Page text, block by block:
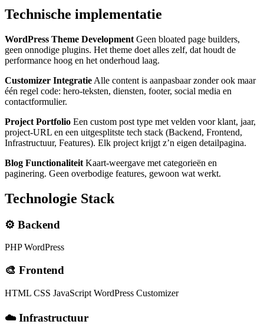
Technische implementatie
WordPress Theme Development Geen bloated page builders,
geen onnodige plugins. Het theme doet alles zelf, dat houdt de
performance hoog en het onderhoud laag.
Customizer Integratie Alle content is aanpasbaar zonder ook maar
één regel code: hero-teksten, diensten, footer, social media en
contactformulier.
Project Portfolio Een custom post type met velden voor klant, jaar,
project-URL en een uitgesplitste tech stack (Backend, Frontend,
Infrastructuur, Features). Elk project krijgt z’n eigen detailpagina.
Blog Functionaliteit Kaart-weergave met categorieën en
paginering. Geen overbodige features, gewoon wat werkt.
Technologie Stack
⚙️ Backend
PHP WordPress
🎨 Frontend
HTML CSS JavaScript WordPress Customizer
☁️Infrastructuur